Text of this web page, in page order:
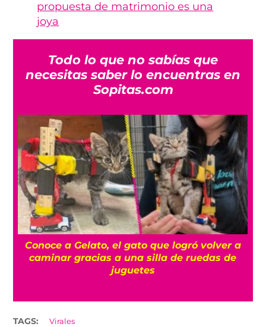
propuesta de matrimonio es una
joya
Todo lo que no sabías que
necesitas saber lo encuentras en
Sopitas.com
a
de
Dinosaurios gigantes toman el AIFA con
exposición gratuita
TAGS: Virales